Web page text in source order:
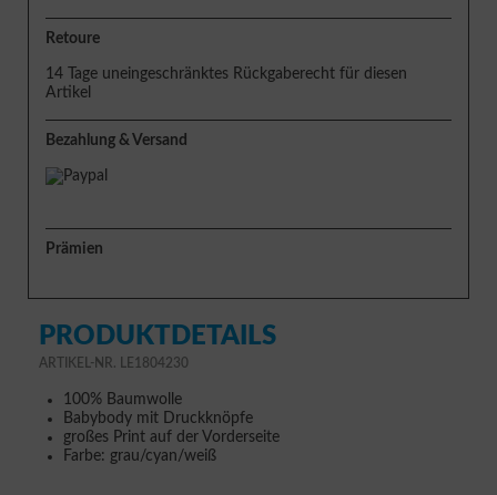
Retoure
14 Tage uneingeschränktes Rückgaberecht für diesen
Artikel
Bezahlung & Versand
Prämien
PRODUKTDETAILS
ARTIKEL-NR. LE1804230
100% Baumwolle
Babybody mit Druckknöpfe
großes Print auf der Vorderseite
Farbe: grau/cyan/weiß